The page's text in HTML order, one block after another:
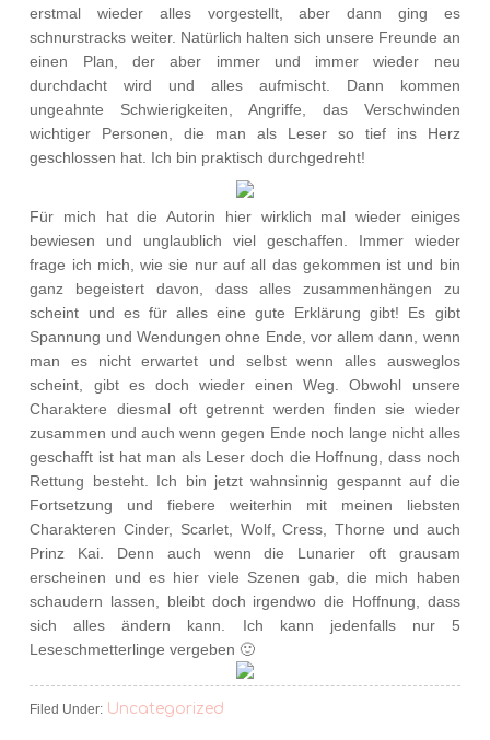
erstmal wieder alles vorgestellt, aber dann ging es
schnurstracks weiter. Natürlich halten sich unsere Freunde an
einen Plan, der aber immer und immer wieder neu
durchdacht wird und alles aufmischt. Dann kommen
ungeahnte Schwierigkeiten, Angriffe, das Verschwinden
wichtiger Personen, die man als Leser so tief ins Herz
geschlossen hat. Ich bin praktisch durchgedreht!
Für mich hat die Autorin hier wirklich mal wieder einiges
bewiesen und unglaublich viel geschaffen. Immer wieder
frage ich mich, wie sie nur auf all das gekommen ist und bin
ganz begeistert davon, dass alles zusammenhängen zu
scheint und es für alles eine gute Erklärung gibt! Es gibt
Spannung und Wendungen ohne Ende, vor allem dann, wenn
man es nicht erwartet und selbst wenn alles ausweglos
scheint, gibt es doch wieder einen Weg. Obwohl unsere
Charaktere diesmal oft getrennt werden finden sie wieder
zusammen und auch wenn gegen Ende noch lange nicht alles
geschafft ist hat man als Leser doch die Hoffnung, dass noch
Rettung besteht. Ich bin jetzt wahnsinnig gespannt auf die
Fortsetzung und fiebere weiterhin mit meinen liebsten
Charakteren Cinder, Scarlet, Wolf, Cress, Thorne und auch
Prinz Kai. Denn auch wenn die Lunarier oft grausam
erscheinen und es hier viele Szenen gab, die mich haben
schaudern lassen, bleibt doch irgendwo die Hoffnung, dass
sich alles ändern kann. Ich kann jedenfalls nur 5
Leseschmetterlinge vergeben 🙂
Filed Under: Uncategorized